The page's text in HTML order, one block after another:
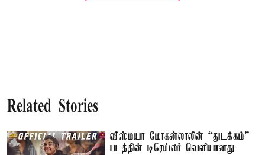
Related Stories
விஸ்மயா மோகன்லாலின் “துடக்கம்”
படத்தின் டிரெய்லர் வெளியானது